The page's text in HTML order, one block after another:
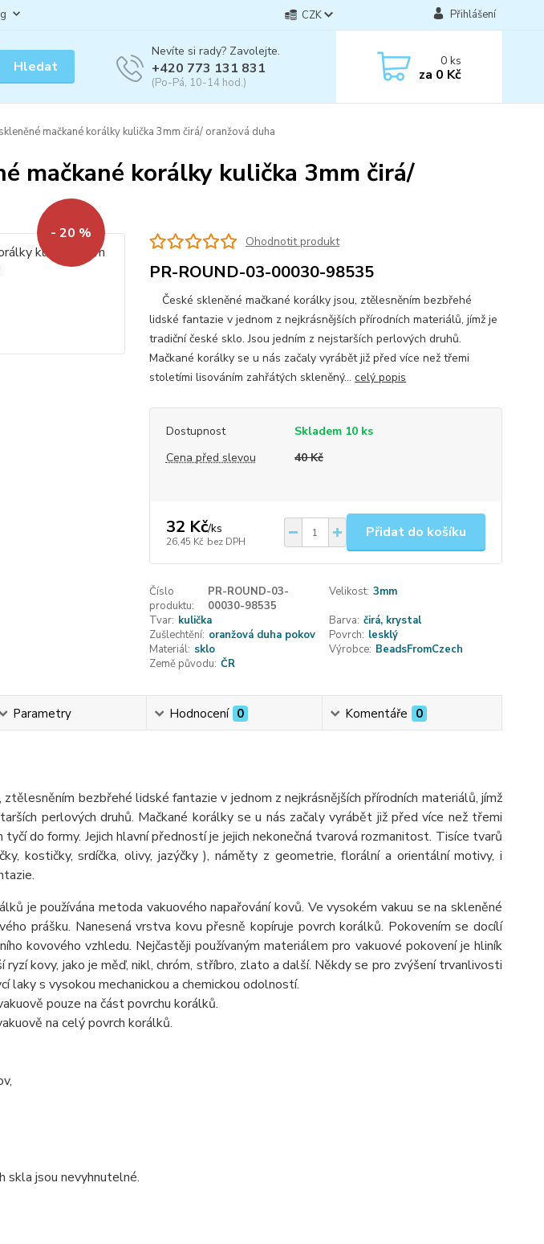
CZK Přihlášení
Hledat
Nevíte si rady? Zavolejte.
+420 773 131 831
(Po-Pá, 10-14 hod.)
0ks
za 0 Kč
mačkané korálky kulička 3mm čirá/ oranžová duha
mačkané korálky kulička 3mm čirá/
- 20 % Ohodnotit produkt
PR-ROUND-03-00030-98535
České skleněné mačkané korálky jsou, ztělesněním bezbřehé
lidské fantazie v jednom z nejkrásnějších přírodních materiálů, jímž je
tradiční české sklo. Jsou jedním z nejstarších perlových druhů.
Mačkané korálky se u nás začaly vyrábět již před více než třemi
stoletími lisováním zahřátých skleněný... celý popis
Dostupnost
Skladem 10 ks
Cena před slevou
40 Kč
32 Kč/ks
26,45 Kč bez DPH
Přidat do košíku
Číslo
produktu:
PR-ROUND-03-
00030-98535
Velikost: 3mm
Tvar: kulička Barva: čirá, krystal
Zušlechtění: oranžová duha pokov Povrch: lesklý
Materiál: sklo Výrobce: BeadsFromCzech
Země původu: ČR
Parametry Hodnocení 0 Komentáře 0
bezbřehé lidské fantazie v jednom z nejkrásnějších přírodních materiálů, jímž
perlových druhů. Mačkané korálky se u nás začaly vyrábět již před více než třemi
do formy. Jejich hlavní předností je jejich nekonečná tvarová rozmanitost. Tisíce tvarů
kostičky, srdíčka, olivy, jazýčky ), náměty z geometrie, florální a orientální motivy, i
je používána metoda vakuového napařování kovů. Ve vysokém vakuu se na skleněné
prášku. Nanesená vrstva kovu přesně kopíruje povrch korálků. Pokovením se docílí
kovového vzhledu. Nejčastěji používaným materiálem pro vakuové pokovení je hliník
kovy, jako je měď, nikl, chróm, stříbro, zlato a další. Někdy se pro zvýšení trvanlivosti
laky s vysokou mechanickou a chemickou odolností.
pouze na část povrchu korálků.
na celý povrch korálků.
skla jsou nevyhnutelné.